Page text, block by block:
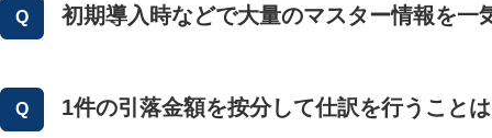
初期導入時などで大量のマスター情報を一
1件の引落金額を按分して仕訳を行うこと